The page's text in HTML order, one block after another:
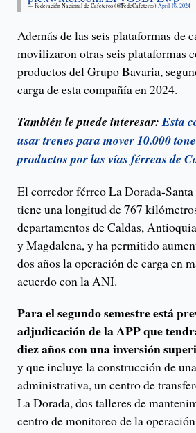
— Federación Nacional de Cafeteros (@FedeCafeteros) April 16, 2024
Además de las seis plataformas de
movilizaron otras seis plataformas
productos del Grupo Bavaria,
carga de esta compañía en 2024.
También le puede interesar:Esta
usar trenes para mover 10.000
productos por las vías férreas de
El corredor férreo La Dorada-
tiene una longitud de 767
departamentos de Caldas,
y Magdalena, y ha permitido
dos años la operación de carga en
acuerdo con la ANI.
Para el segundo semestre está
adjudicación de la APP que
diez años con una inversión
y que incluye la construcción de
administrativa, un centro de
La Dorada, dos talleres de
centro de monitoreo de la